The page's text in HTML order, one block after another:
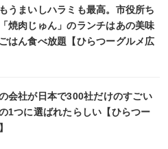
うまいしハラミも最高。市役所ち
焼肉じゅん」のランチはあの美味
はん食べ放題【ひらつーグルメ広
会社が日本で300社だけのすごい
1つに選ばれたらしい【ひらつー